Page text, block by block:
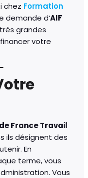
chez Formation
demande d’AIF
grandes
votre
France Travail
ils désignent des
En
terme, vous
Vous